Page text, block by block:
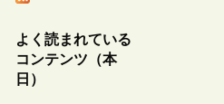
よく読まれている
コンテンツ（本
日）